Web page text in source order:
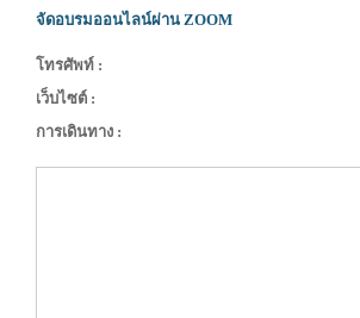
จัดอบรมออนไลน์ผ่าน ZOOM
โทรศัพท์ :
เว็บไซต์ :
การเดินทาง :